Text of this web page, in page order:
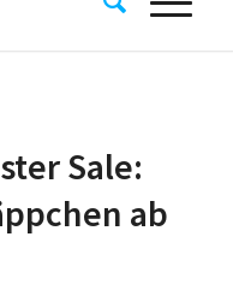
Sale:
ab